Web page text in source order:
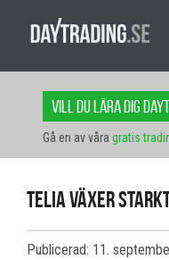
Vill du lära dig
Gå en av våra gratis
Telia växer
Publicerad: 11.